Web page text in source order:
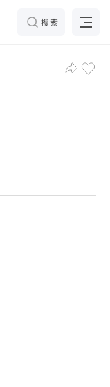
搜索